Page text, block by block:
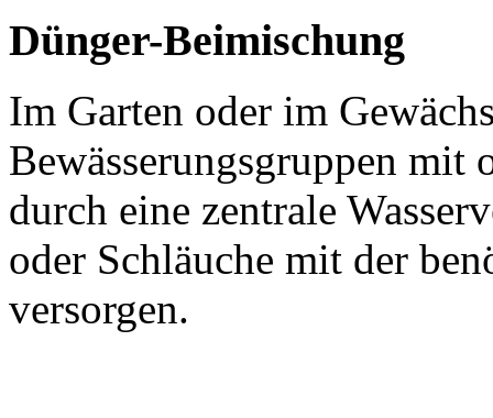
Dünger-Beimischung
Im Garten oder im
Bewässerungsgruppen mit
durch eine zentrale
oder Schläuche mit der
versorgen.